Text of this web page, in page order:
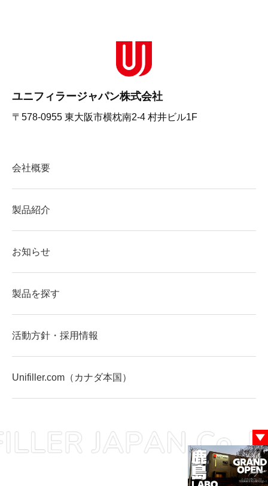
ユニフィラージャパン株式会社
〒578-0955 東大阪市横枕南2-4 村井ビル1F
会社概要
製品紹介
お知らせ
製品を探す
活動方針・採用情報
Unifiller.com（カナダ本国）